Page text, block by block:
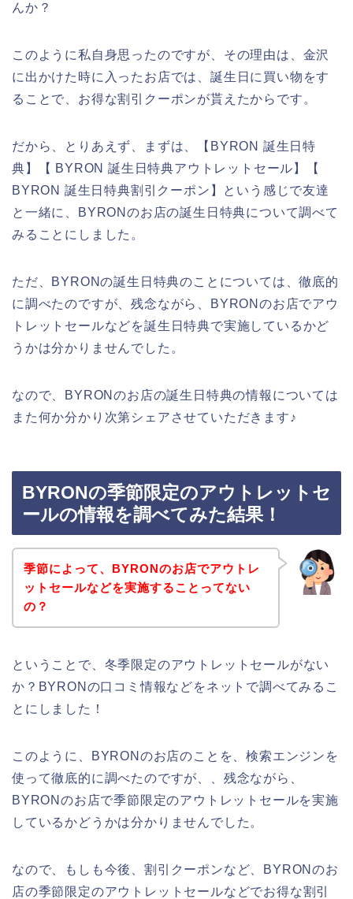
んか？
このように私自身思ったのですが、その理由は、金沢
に出かけた時に入ったお店では、誕生日に買い物をす
ることで、お得な割引クーポンが貰えたからです。
だから、とりあえず、まずは、【BYRON 誕生日特
典】【 BYRON 誕生日特典アウトレットセール】【
BYRON 誕生日特典割引クーポン】という感じで友達
と一緒に、BYRONのお店の誕生日特典について調べて
みることにしました。
ただ、BYRONの誕生日特典のことについては、徹底的
に調べたのですが、残念ながら、BYRONのお店でアウ
トレットセールなどを誕生日特典で実施しているかど
うかは分かりませんでした。
なので、BYRONのお店の誕生日特典の情報については
また何か分かり次第シェアさせていただきます♪
BYRONの季節限定のアウトレットセ
ールの情報を調べてみた結果！
季節によって、BYRONのお店でアウトレ
ットセールなどを実施することってない
の？
ということで、冬季限定のアウトレットセールがない
か？BYRONの口コミ情報などをネットで調べてみるこ
とにしました！
このように、BYRONのお店のことを、検索エンジンを
使って徹底的に調べたのですが、、残念ながら、
BYRONのお店で季節限定のアウトレットセールを実施
しているかどうかは分かりませんでした。
なので、もしも今後、割引クーポンなど、BYRONのお
店の季節限定のアウトレットセールなどでお得な割引